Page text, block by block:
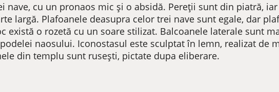
nave, cu un pronaos mic și o absidă. Pereții sunt din piatră,
largă. Plafoanele deasupra celor trei nave sunt egale, dar
există o rozetă cu un soare stilizat. Balcoanele laterale sunt
naosului. Iconostasul este sculptat în lemn, realizat de
din templu sunt rusești, pictate dupa eliberare.